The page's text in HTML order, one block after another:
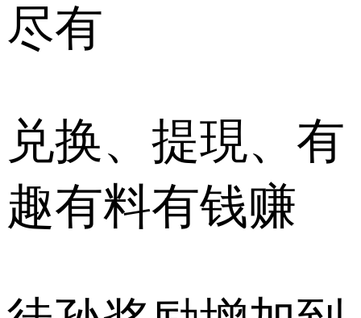
尽有
兑换、提現、有
趣有料有钱赚